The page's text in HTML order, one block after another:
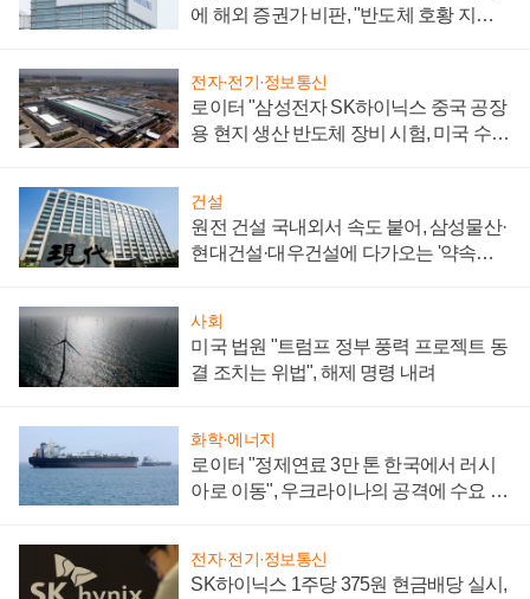
에 해외 증권가 비판, "반도체 호황 지속
전자·전기·정보통신
로이터 "삼성전자 SK하이닉스 중국 공장
용 현지 생산 반도체 장비 시험, 미국 수출
건설
원전 건설 국내외서 속도 붙어, 삼성물산·
현대건설·대우건설에 다가오는 '약속의
사회
미국 법원 "트럼프 정부 풍력 프로젝트 동
결 조치는 위법", 해제 명령 내려
화학·에너지
로이터 "정제연료 3만 톤 한국에서 러시
아로 이동", 우크라이나의 공격에 수요 늘
전자·전기·정보통신
SK하이닉스 1주당 375원 현금배당 실시,